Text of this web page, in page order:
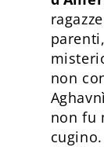
non
non fu
cugino.